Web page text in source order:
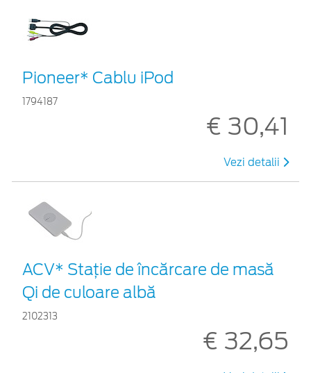
Pioneer* Cablu iPod
1794187
€ 30,41
Vezi detalii
ACV* Stație de încărcare de masă
Qi de culoare albă
2102313
€ 32,65